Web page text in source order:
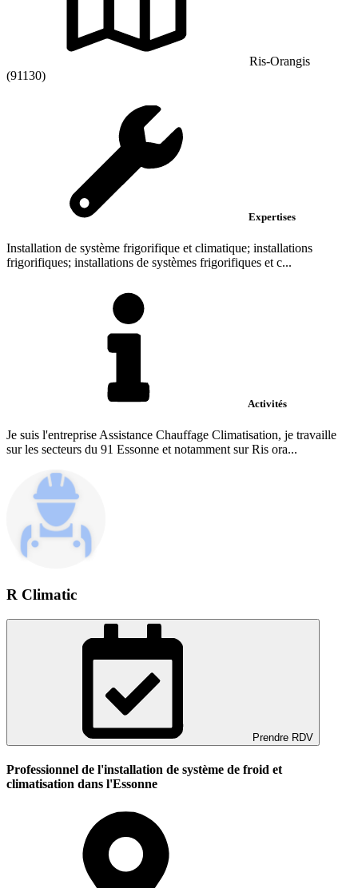
Ris-Orangis
(91130)
Expertises
Installation de système frigorifique et climatique; installations
frigorifiques; installations de systèmes frigorifiques et c...
Activités
Je suis l'entreprise Assistance Chauffage Climatisation, je travaille
sur les secteurs du 91 Essonne et notamment sur Ris ora...
R Climatic
Prendre RDV
Professionnel de l'installation de système de froid et
climatisation dans l'Essonne